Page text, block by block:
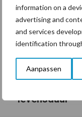
information on a
advertising and
and services
identification
Aanpassen
levensduur